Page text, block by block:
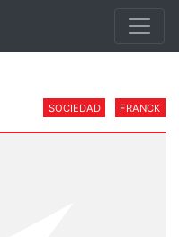
SOCIEDAD FRANCK